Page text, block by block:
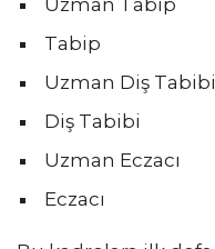
Tabip
Uzman Diş Tabibi
Diş Tabibi
Uzman Eczacı
Eczacı